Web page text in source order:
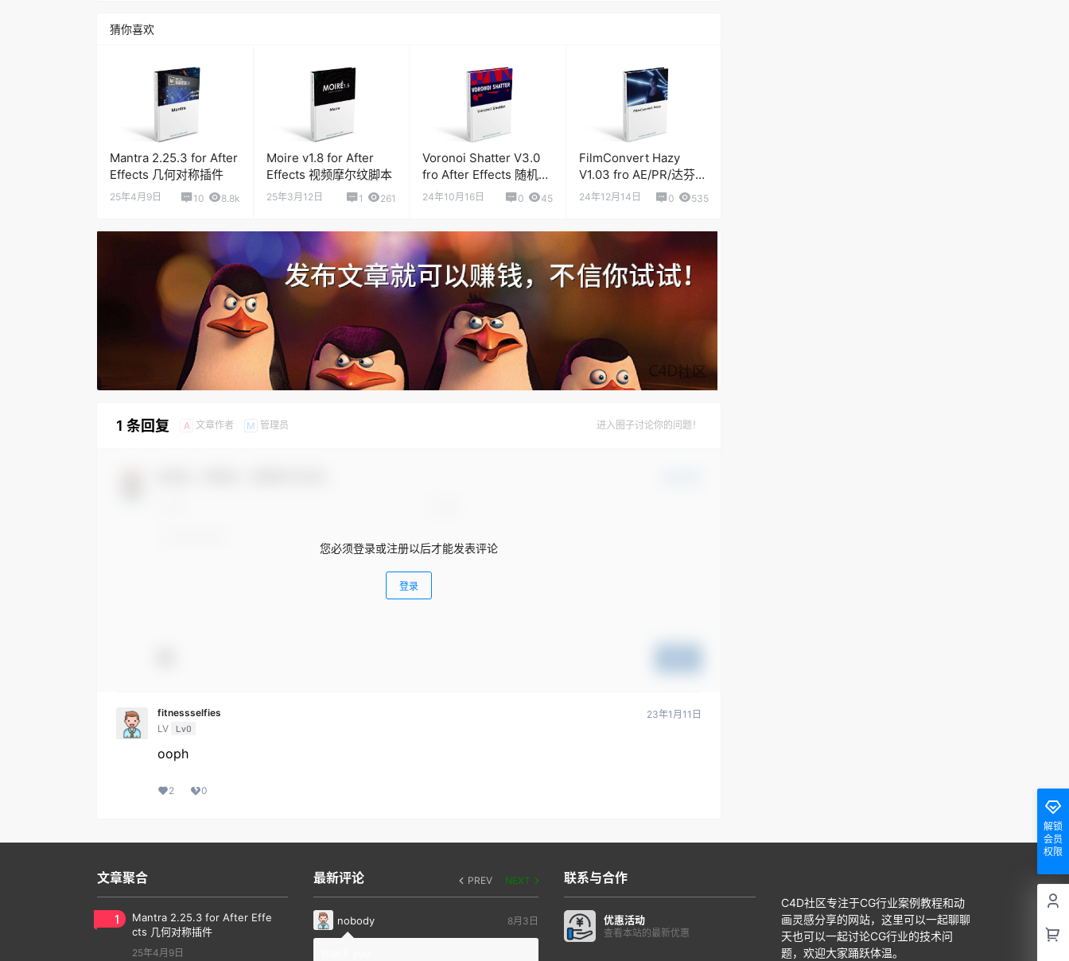
猜你喜欢
Mantra 2.25.3 for After
Effects 几何对称插件
25年4月9日 10 8.8k
Moire v1.8 for After
Effects 视频摩尔纹脚本
25年3月12日 1 261
Voronoi Shatter V3.0
fro After Effects 随机分
段破碎效果脚本
24年10月16日 0 45
FilmConvert Hazy
V1.03 fro AE/PR/达芬奇
梦幻柔光朦胧扩散插件
24年12月14日 0 535
1 条回复 A 文章作者 M 管理员 进入圈子讨论你的问题！
您必须登录或注册以后才能发表评论
登录
fitnessselfies
LV Lv0
23年1月11日
ooph
2 0
解锁
会员
权限
文章聚合
1
Mantra 2.25.3 for After Effe
cts 几何对称插件
25年4月9日
最新评论 PREV NEXT
nobody 8月3日
联系与合作
优惠活动
查看本站的最新优惠
C4D社区专注于CG行业案例教程和动
画灵感分享的网站，这里可以一起聊聊
天也可以一起讨论CG行业的技术问
题，欢迎大家踊跃体温。